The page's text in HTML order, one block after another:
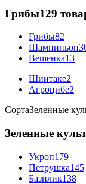
Грибы129
Грибы82
Шампиньон
Вешенка13
Шиитаке2
Агроцибе2
СортаЗеленные
Зеленные
Укроп179
Петрушка145
Базилик138